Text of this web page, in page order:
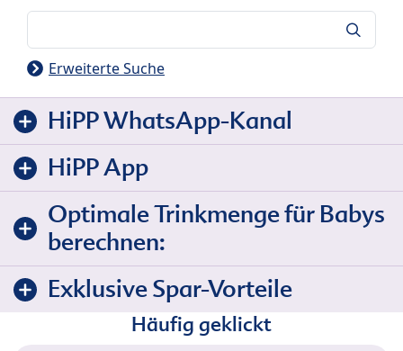
Erweiterte Suche
HiPP WhatsApp-Kanal
HiPP App
Optimale Trinkmenge für Babys
berechnen:
Exklusive Spar-Vorteile
Häufig geklickt